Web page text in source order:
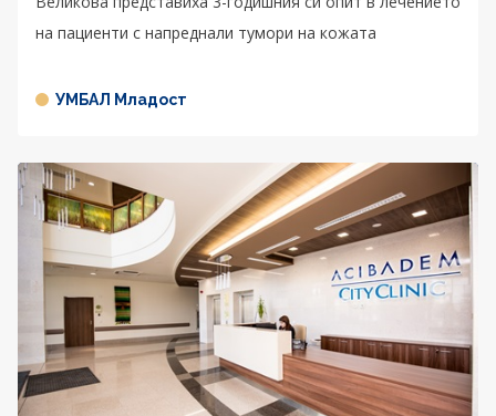
на пациенти с напреднали тумори на кожата
УМБАЛ Младост